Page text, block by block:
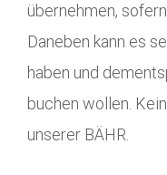
übernehmen,
Daneben kann es
haben und
buchen wollen.
unserer BÄHR.